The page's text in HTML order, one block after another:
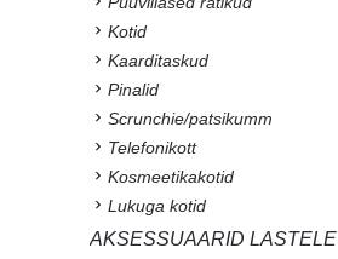
Kotid
Kaarditaskud
Pinalid
Scrunchie/patsikumm
Telefonikott
Kosmeetikakotid
Lukuga kotid
AKSESSUAARID LASTELE